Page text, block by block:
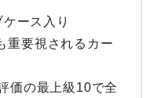
ース入り
重要視されるカー
価の最上級10で全